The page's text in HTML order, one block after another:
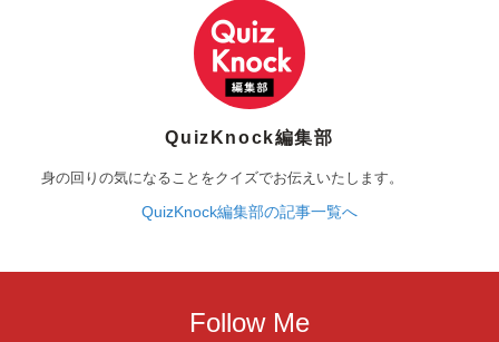
QuizKnock編集部
身の回りの気になることをクイズでお伝えいたします。
QuizKnock編集部の記事一覧へ
Follow Me